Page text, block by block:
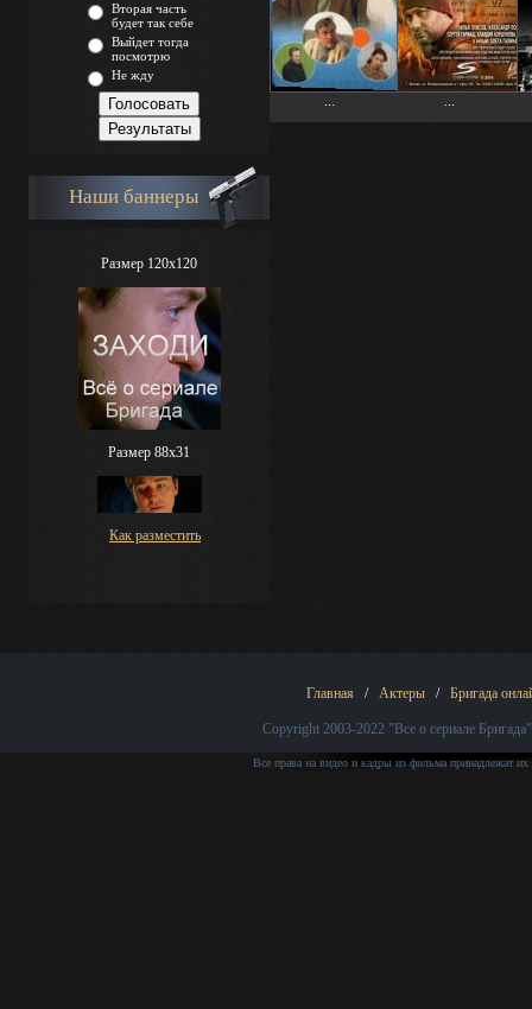
Вторая часть
будет так себе
Выйдет тогда
посмотрю
Не жду
Наши баннеры
Размер 120x120
Размер 88х31
Как разместить
Главная / Актеры / Бригада
Copyright 2003-2022 "Все о сериале Бригада"
Все права на видео и кадры из фильма принадлежат